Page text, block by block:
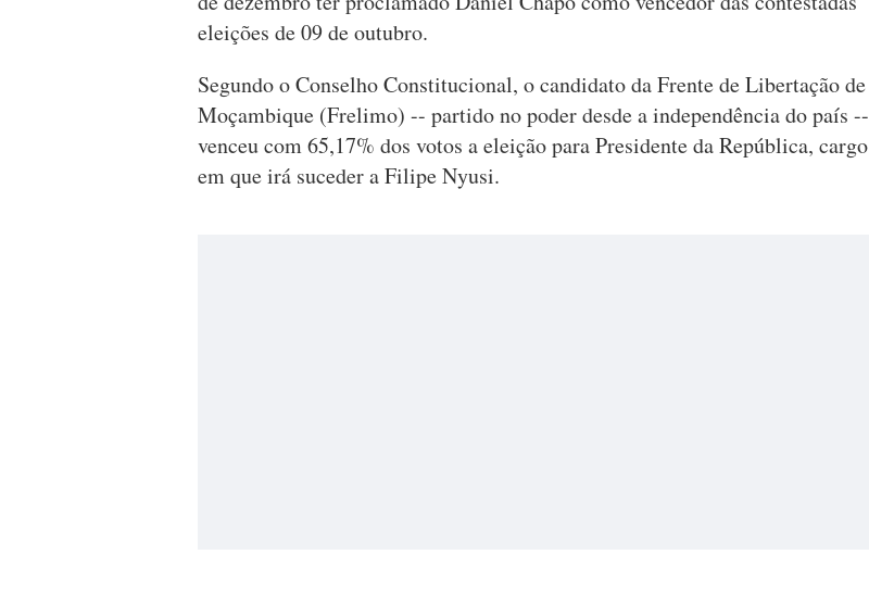
eleições de 09 de outubro.
Segundo o Conselho Constitucional, o candidato da Frente de Libertação de
Moçambique (Frelimo) -- partido no poder desde a independência do país --
venceu com 65,17% dos votos a eleição para Presidente da República, cargo
em que irá suceder a Filipe Nyusi.